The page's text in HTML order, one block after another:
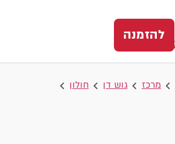
להזמנה
מרכז גוש דן
חולון